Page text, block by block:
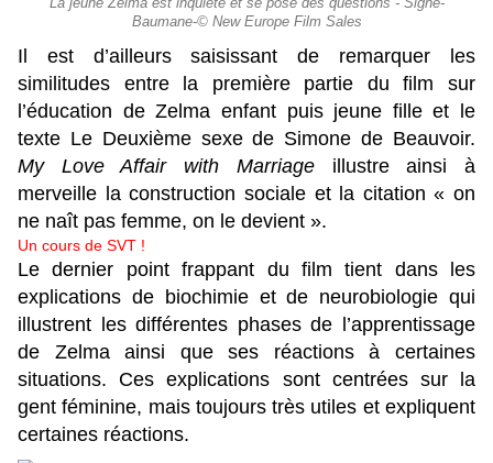
La jeune Zelma est inquiète et se pose des questions - Signe-
Baumane-© New Europe Film Sales
Il est d’ailleurs saisissant de remarquer les
similitudes entre la première partie du film sur
l’éducation de Zelma enfant puis jeune fille et le
texte Le Deuxième sexe de Simone de Beauvoir.
My Love Affair with Marriageillustre ainsi à
merveille la construction sociale et la citation « on
ne naît pas femme, on le devient ».
Un cours de SVT !
Le dernier point frappant du film tient dans les
explications de biochimie et de neurobiologie qui
illustrent les différentes phases de l’apprentissage
de Zelma ainsi que ses réactions à certaines
situations. Ces explications sont centrées sur la
gent féminine, mais toujours très utiles et expliquent
certaines réactions.